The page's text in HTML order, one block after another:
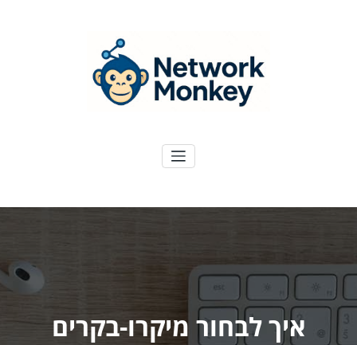
איך לבחור מיקרו-בקרים